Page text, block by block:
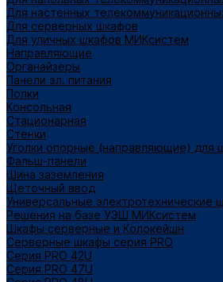
Для настенных
Для серверных шкафов
Для уличных шкафов МИКсистем
Направляющие
Органайзеры
Панели эл. питания
Полки
Консольная
Стационарная
Стенки
Уголки опорные (направляющие) для
Фальш-панели
Шина заземления
Щеточный ввод
Универсальные электротехнические
Решения на базе УЭШ МИКсистем
Шкафы серверные и Колокейшн
Серверные шкафы серия PRO
Серия PRO 42U
Серия PRO 47U